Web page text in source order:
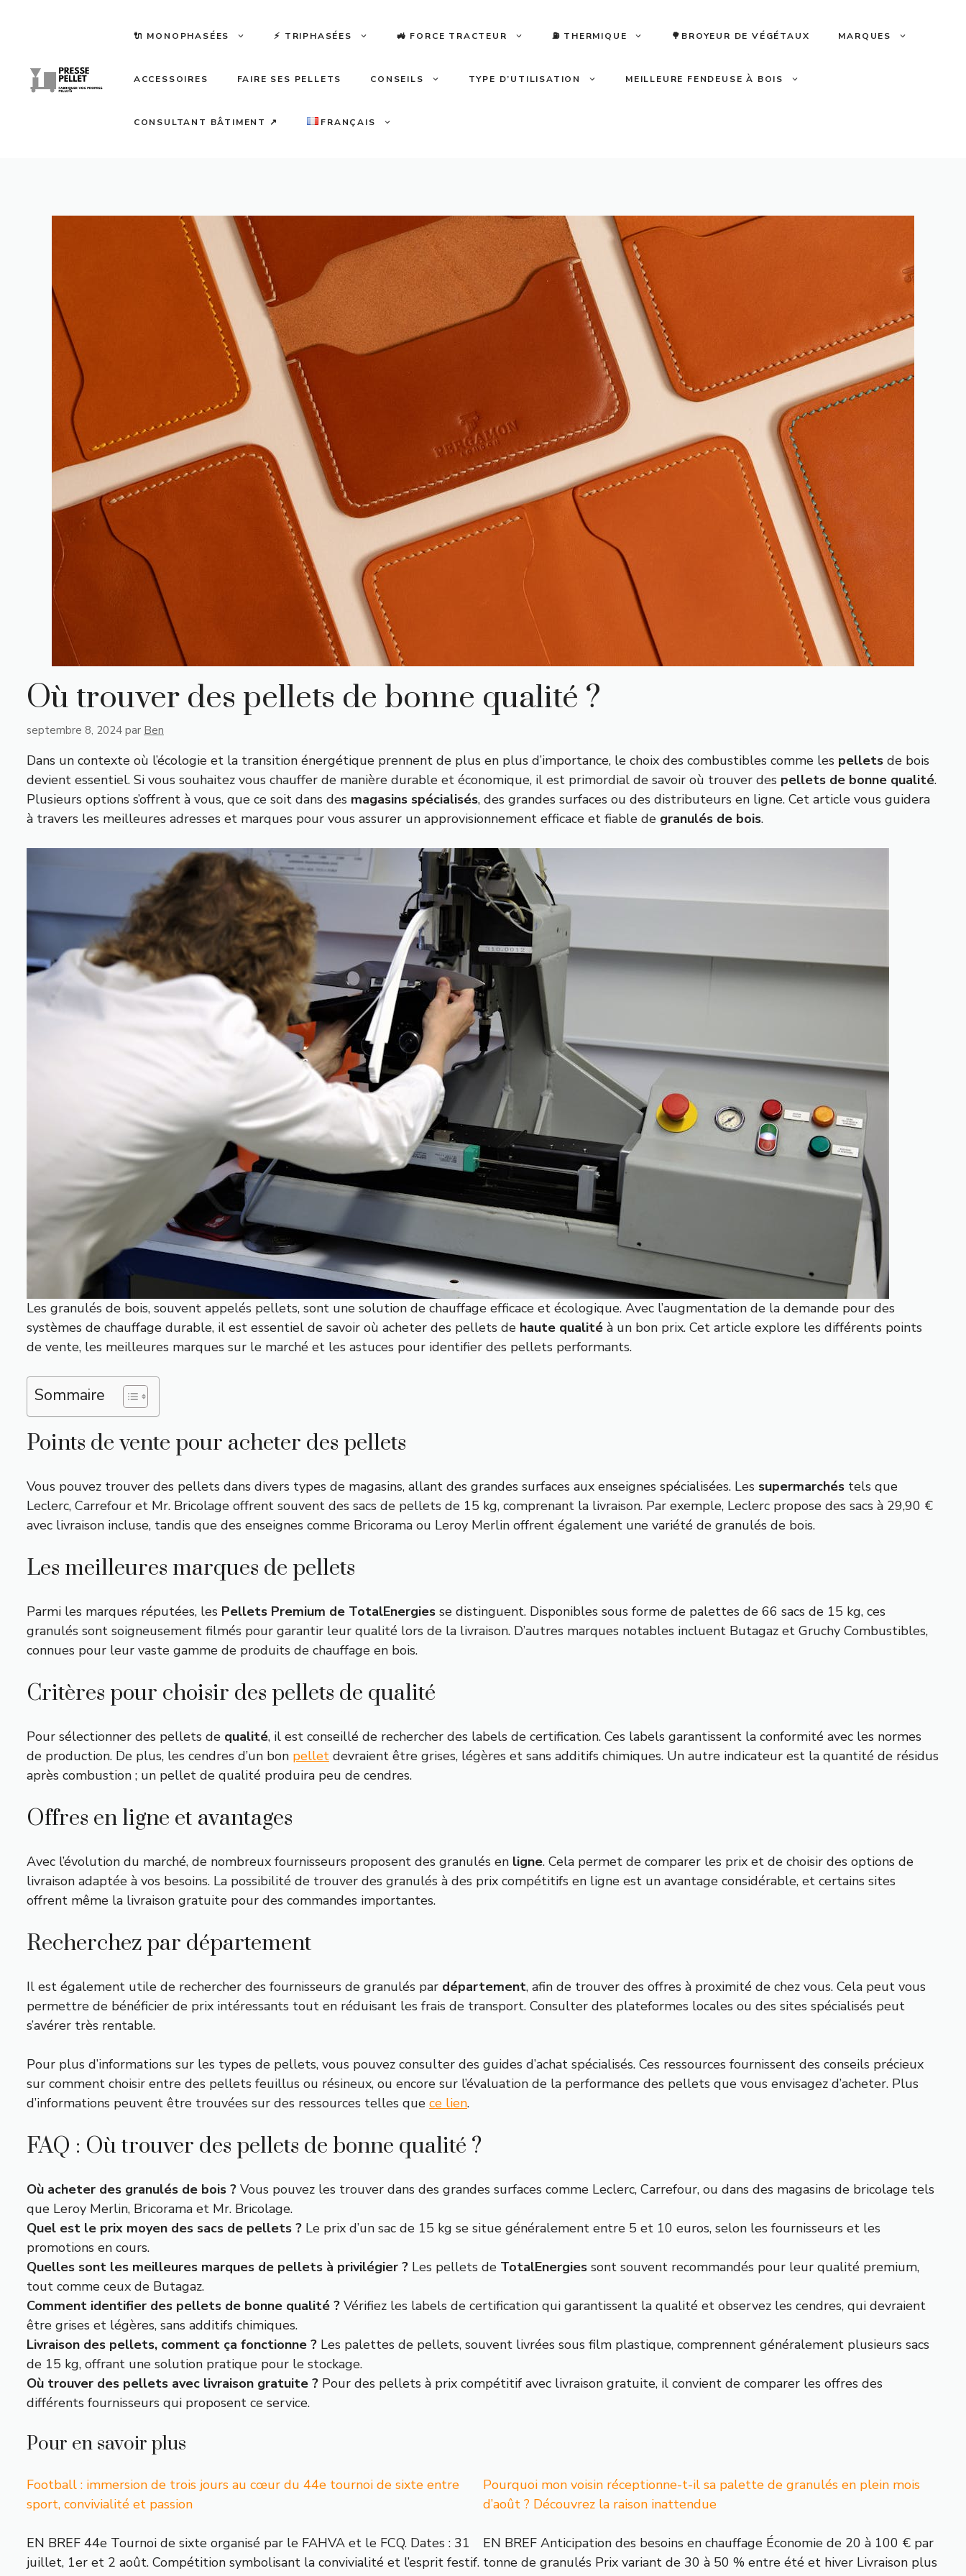
🔌 MONOPHASÉES ⚡️ TRIPHASÉES 🚜 FORCE TRACTEUR ⛽️ THERMIQUE 🌳BROYEUR DE VÉGÉTAUX MARQUES
ACCESSOIRES FAIRE SES PELLETS CONSEILS TYPE D’UTILISATION MEILLEURE FENDEUSE À BOIS
CONSULTANT BÂTIMENT ↗ FRANÇAIS
Où trouver des pellets de bonne qualité ?
septembre 8, 2024 par Ben
Dans un contexte où l’écologie et la transition énergétique prennent de plus en plus d’importance, le choix des combustibles comme les pellets de bois
devient essentiel. Si vous souhaitez vous chauffer de manière durable et économique, il est primordial de savoir où trouver des pellets de bonne qualité.
Plusieurs options s’offrent à vous, que ce soit dans des magasins spécialisés, des grandes surfaces ou des distributeurs en ligne. Cet article vous guidera
à travers les meilleures adresses et marques pour vous assurer un approvisionnement efficace et fiable de granulés de bois.
Les granulés de bois, souvent appelés pellets, sont une solution de chauffage efficace et écologique. Avec l’augmentation de la demande pour des
systèmes de chauffage durable, il est essentiel de savoir où acheter des pellets de haute qualité à un bon prix. Cet article explore les différents points
de vente, les meilleures marques sur le marché et les astuces pour identifier des pellets performants.
Sommaire
Points de vente pour acheter des pellets
Vous pouvez trouver des pellets dans divers types de magasins, allant des grandes surfaces aux enseignes spécialisées. Les supermarchés tels que
Leclerc, Carrefour et Mr. Bricolage offrent souvent des sacs de pellets de 15 kg, comprenant la livraison. Par exemple, Leclerc propose des sacs à 29,90 €
avec livraison incluse, tandis que des enseignes comme Bricorama ou Leroy Merlin offrent également une variété de granulés de bois.
Les meilleures marques de pellets
Parmi les marques réputées, les Pellets Premium de TotalEnergies se distinguent. Disponibles sous forme de palettes de 66 sacs de 15 kg, ces
granulés sont soigneusement filmés pour garantir leur qualité lors de la livraison. D’autres marques notables incluent Butagaz et Gruchy Combustibles,
connues pour leur vaste gamme de produits de chauffage en bois.
Critères pour choisir des pellets de qualité
Pour sélectionner des pellets de qualité, il est conseillé de rechercher des labels de certification. Ces labels garantissent la conformité avec les normes
de production. De plus, les cendres d’un bon pellet devraient être grises, légères et sans additifs chimiques. Un autre indicateur est la quantité de résidus
après combustion ; un pellet de qualité produira peu de cendres.
Offres en ligne et avantages
Avec l’évolution du marché, de nombreux fournisseurs proposent des granulés en ligne. Cela permet de comparer les prix et de choisir des options de
livraison adaptée à vos besoins. La possibilité de trouver des granulés à des prix compétitifs en ligne est un avantage considérable, et certains sites
offrent même la livraison gratuite pour des commandes importantes.
Recherchez par département
Il est également utile de rechercher des fournisseurs de granulés par département, afin de trouver des offres à proximité de chez vous. Cela peut vous
permettre de bénéficier de prix intéressants tout en réduisant les frais de transport. Consulter des plateformes locales ou des sites spécialisés peut
s’avérer très rentable.
Pour plus d’informations sur les types de pellets, vous pouvez consulter des guides d’achat spécialisés. Ces ressources fournissent des conseils précieux
sur comment choisir entre des pellets feuillus ou résineux, ou encore sur l’évaluation de la performance des pellets que vous envisagez d’acheter. Plus
d’informations peuvent être trouvées sur des ressources telles que ce lien.
FAQ : Où trouver des pellets de bonne qualité ?
Où acheter des granulés de bois ? Vous pouvez les trouver dans des grandes surfaces comme Leclerc, Carrefour, ou dans des magasins de bricolage tels
que Leroy Merlin, Bricorama et Mr. Bricolage.
Quel est le prix moyen des sacs de pellets ? Le prix d’un sac de 15 kg se situe généralement entre 5 et 10 euros, selon les fournisseurs et les
promotions en cours.
Quelles sont les meilleures marques de pellets à privilégier ? Les pellets de TotalEnergies sont souvent recommandés pour leur qualité premium,
tout comme ceux de Butagaz.
Comment identifier des pellets de bonne qualité ? Vérifiez les labels de certification qui garantissent la qualité et observez les cendres, qui devraient
être grises et légères, sans additifs chimiques.
Livraison des pellets, comment ça fonctionne ? Les palettes de pellets, souvent livrées sous film plastique, comprennent généralement plusieurs sacs
de 15 kg, offrant une solution pratique pour le stockage.
Où trouver des pellets avec livraison gratuite ? Pour des pellets à prix compétitif avec livraison gratuite, il convient de comparer les offres des
différents fournisseurs qui proposent ce service.
Pour en savoir plus
Football : immersion de trois jours au cœur du 44e tournoi de sixte entre
sport, convivialité et passion
EN BREF 44e Tournoi de sixte organisé par le FAHVA et le FCQ. Dates : 31
juillet, 1er et 2 août. Compétition symbolisant la convivialité et l’esprit festif.
Pourquoi mon voisin réceptionne-t-il sa palette de granulés en plein mois
d’août ? Découvrez la raison inattendue
EN BREF Anticipation des besoins en chauffage Économie de 20 à 100 € par
tonne de granulés Prix variant de 30 à 50 % entre été et hiver Livraison plus